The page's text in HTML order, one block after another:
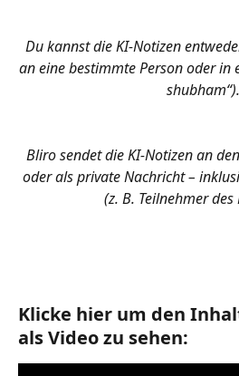
Du kannst die KI-Notizen
an eine bestimmte Person oder in
shubham“).
Bliro sendet die KI-Notizen an
oder als private Nachricht –
(z. B. Teilnehmer des
Klicke hier um den
als Video zu sehen: